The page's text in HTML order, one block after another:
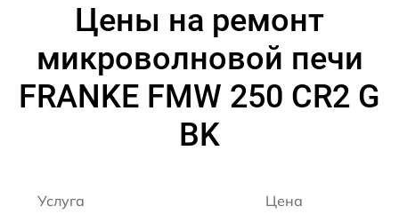
Цены на ремонт
микроволновой печи
FRANKE FMW 250 CR2 G
BK
Услуга Цена